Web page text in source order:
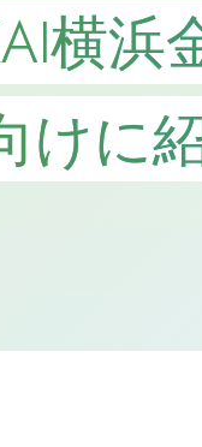
横
けに